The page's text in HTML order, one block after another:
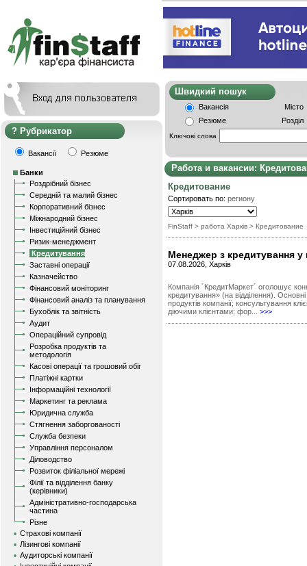
Рубрикатор
Вакансії Резюме
Банки
Роздрібний бізнес
Середній та малий бізнес
Корпоративний бізнес
Міжнародний бізнес
Інвестиційний бізнес
Ризик-менеджмент
Кредитування
Заставні операції
Казначейство
Фінансовий моніторинг
Фінансовий аналіз та планування
Бухоблік та звітність
Аудит
Операційний супровід
Розробка продуктів та
методологія
Касові операції та грошовий обіг
Платіжні картки
Інформаційні технології
Маркетинг та реклама
Юридична служба
Стягнення заборгованості
Служба безпеки
Управління персоналом
Діловодство
Розвиток філіальної мережі
Філії та відділення банку
(керівники)
Адміністративно-господарська
частина
Різне
Страхові компанії
Лізингові компанії
Аудиторські компанії
Швидкий
Вакансія
Місто
Резюме
Розділ
Ключові слова
Работа и вакансии:
Кредитование
Сортировать по: региону
FinStaff > работа Харків > Кредитование
Менеджер з кредитування у
07.08.2026, Харків
Компанія ´КредитМаркет´ оголошує
кредитування» (на відділення).
продуктів компанії; консультування
діючими клієнтами; фор... >>>